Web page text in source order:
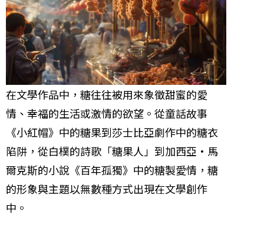
在文學作品中，糖往往被用來象徵甜蜜的愛
情、幸福的生活或激情的欲望。從童話故事
《小紅帽》中的糖果到莎士比亞劇作中的糖衣
陷阱，從白樸的詩歌「糖果人」到加西亞·馬
爾克斯的小說《百年孤獨》中的糖製愛情，糖
的形象與主題以無數種方式出現在文學創作
中。